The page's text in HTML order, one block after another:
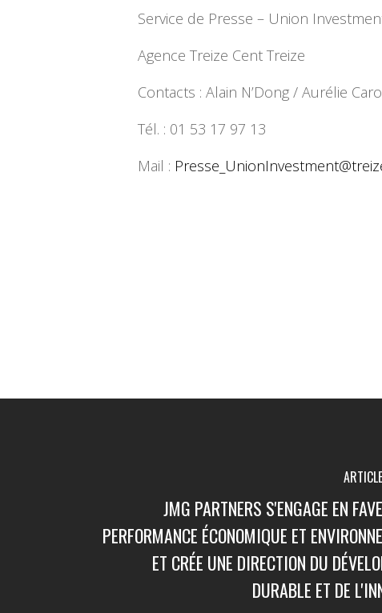
Service de Presse – Union
Agence Treize Cent Treize
Contacts : Alain N’Dong / Aurélie
Tél. : 01 53 17 97 13
Mail : Presse_UnionInvestment@
JMG PARTNERS S'ENGAGE EN
PERFORMANCE ÉCONOMIQUE ET
ET CRÉE UNE DIRECTION DU
DURABLE ET DE